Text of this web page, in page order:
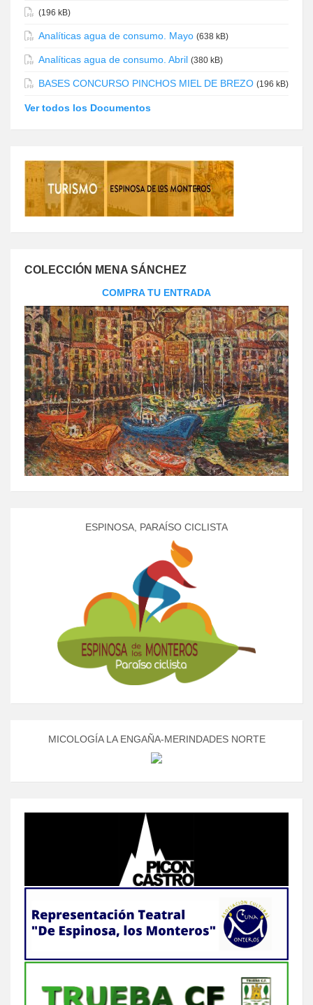
(196 kB)
Analíticas agua de consumo. Mayo (638 kB)
Analíticas agua de consumo. Abril (380 kB)
BASES CONCURSO PINCHOS MIEL DE BREZO (196 kB)
Ver todos los Documentos
COLECCIÓN MENA SÁNCHEZ
COMPRA TU ENTRADA
ESPINOSA, PARAÍSO CICLISTA
MICOLOGÍA LA ENGAÑA-MERINDADES NORTE